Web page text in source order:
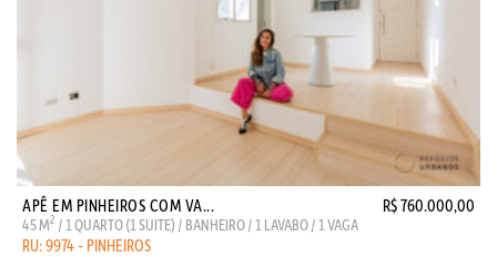
APÊ EM PINHEIROS COM VA... R$ 760.000,00
45 M2 / 1 QUARTO (1 SUITE) / BANHEIRO / 1 LAVABO / 1 VAGA
RU: 9974 - PINHEIROS